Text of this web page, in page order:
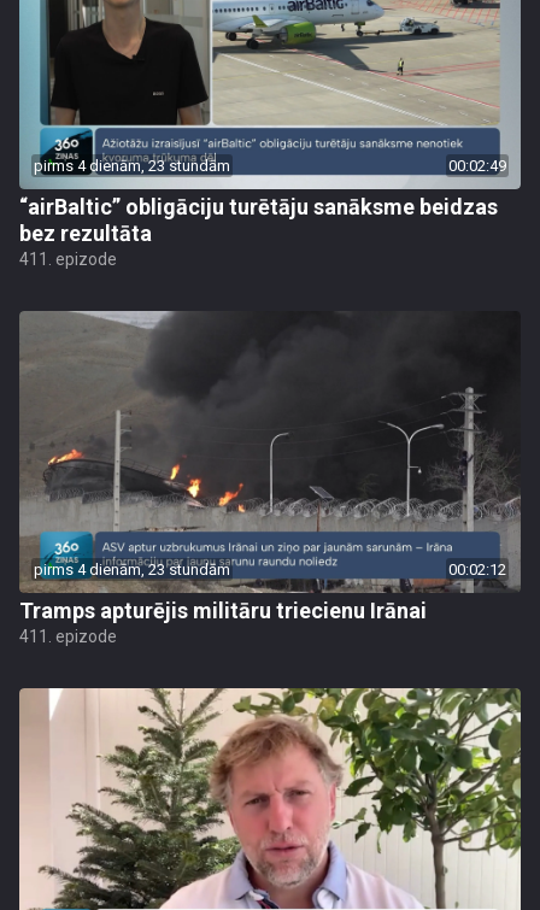
pirms 4 dienām, 23 stundām 00:02:49
“airBaltic” obligāciju turētāju sanāksme beidzas
bez rezultāta
411. epizode
pirms 4 dienām, 23 stundām 00:02:12
Tramps apturējis militāru triecienu Irānai
411. epizode